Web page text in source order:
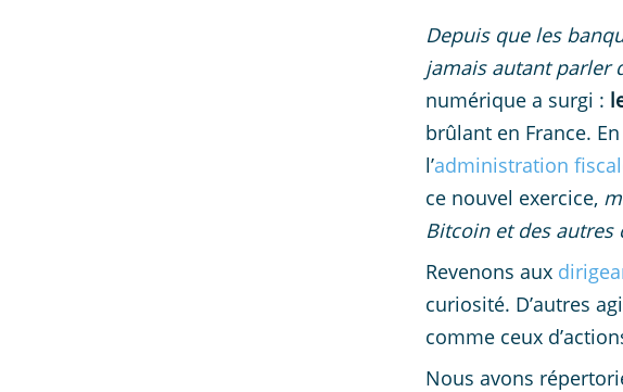
Depuis que les
jamais autant parler
numérique a surgi :
brûlant en France.
l’administration
ce nouvel exercice,
Bitcoin et des autres
Revenons aux
curiosité. D’autres
comme ceux
Nous avons